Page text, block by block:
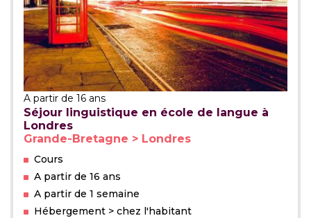
A partir de 16 ans
Séjour linguistique en école de langue à
Londres
Grande-Bretagne > Londres
Cours
A partir de 16 ans
A partir de 1 semaine
Hébergement > chez l'habitant